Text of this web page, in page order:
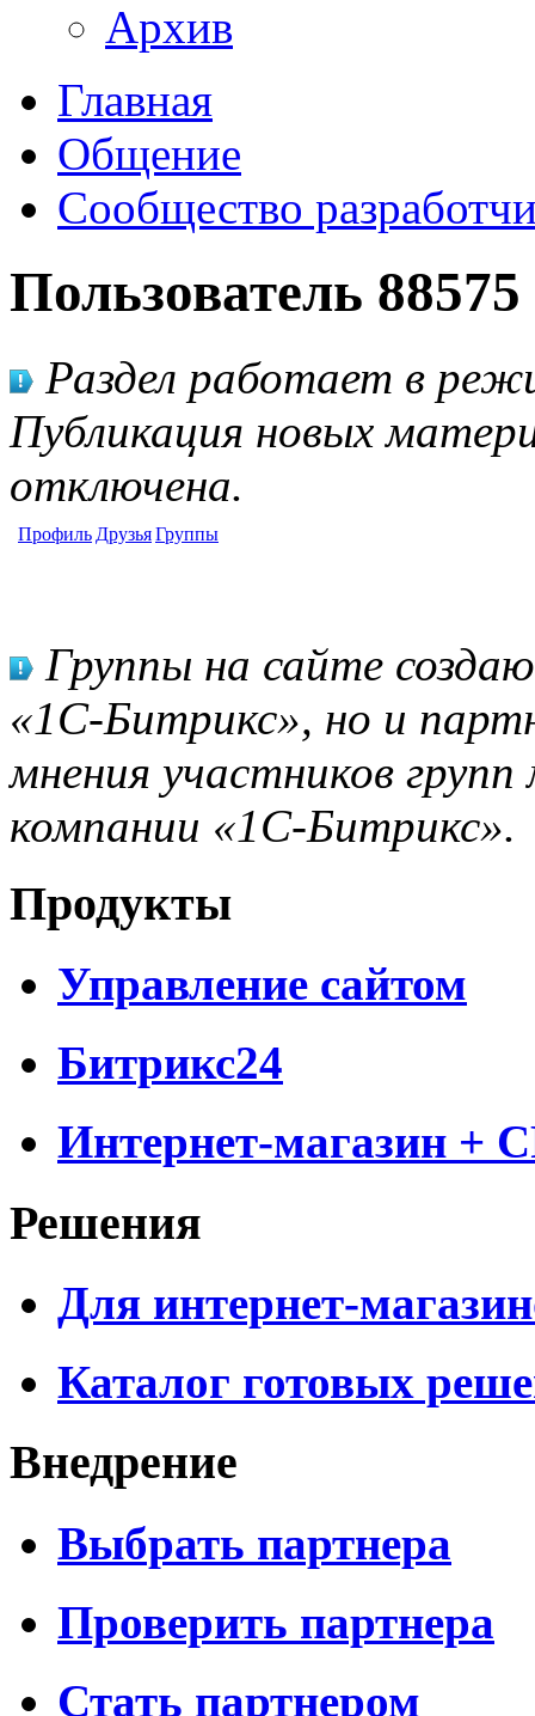
Архив
Главная
Общение
Сообщество
Пользователь 88575
Раздел работает в
Публикация новых
отключена.
Профиль ДрузьяГруппы
Группы на сайте
«1С-Битрикс», но и
мнения участников
компании «1С-Битрикс».
Продукты
Управление сайтом
Битрикс24
Интернет-магазин +
Решения
Для интернет-
Каталог готовых
Внедрение
Выбрать партнера
Проверить партнера
Стать партнером